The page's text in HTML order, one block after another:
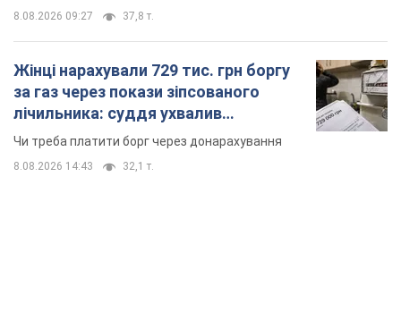
8.08.2026 09:27 37,8 т.
Жінці нарахували 729 тис. грн боргу
за газ через покази зіпсованого
лічильника: суддя ухвалив
неочікуване рішення
Чи треба платити борг через донарахування
8.08.2026 14:43 32,1 т.